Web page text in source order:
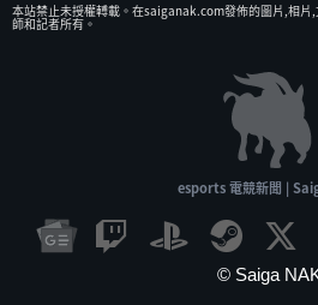
本站禁止未授權𨍭載。在saiganak.com發佈的圖片,相
師和記者所有。
esports 電競新聞 |
© Saiga